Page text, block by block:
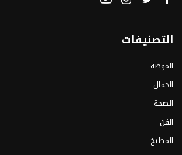
التصنيفات
الموضة
الجمال
الصحة
الفن
المطبخ